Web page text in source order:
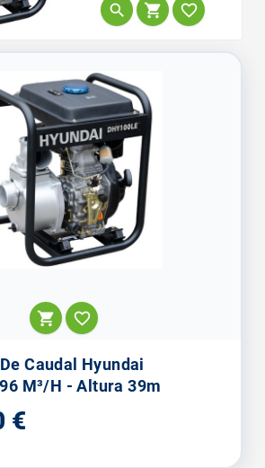
  
 
Caudal Hyundai
M³/h - Altura 39m
€Precio